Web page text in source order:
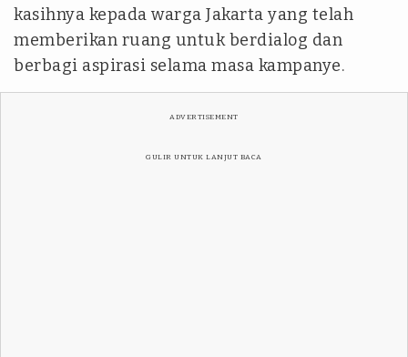
kasihnya kepada warga Jakarta yang telah
memberikan ruang untuk berdialog dan
berbagi aspirasi selama masa kampanye.
ADVERTISEMENT
GULIR UNTUK LANJUT BACA